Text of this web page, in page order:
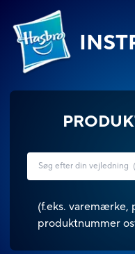
(f.eks. varemærke,
produktnummer